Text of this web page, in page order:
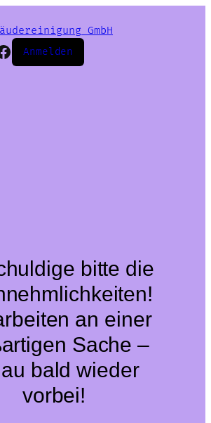
GmbH
Anmelden
bitte die
an einer
Sache –
bald wieder
vorbei!